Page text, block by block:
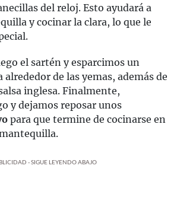
del reloj. Esto ayudará a
y cocinar la clara, lo que le
el sartén y esparcimos un
alrededor de las yemas, además de
inglesa. Finalmente,
y dejamos reposar unos
para que termine de cocinarse en
- SIGUE LEYENDO ABAJO